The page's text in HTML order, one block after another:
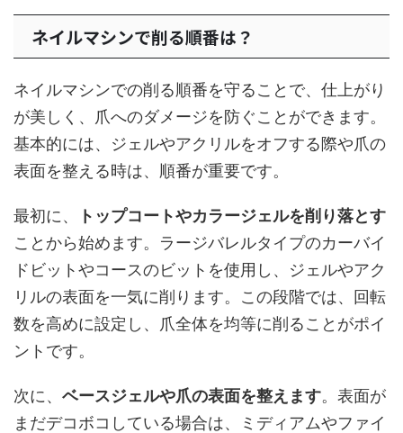
ネイルマシンで削る順番は？
ネイルマシンでの削る順番を守ることで、仕上がり
が美しく、爪へのダメージを防ぐことができます。
基本的には、ジェルやアクリルをオフする際や爪の
表面を整える時は、順番が重要です。
最初に、
トップコートやカラージェルを削り落とす
ことから始めます。ラージバレルタイプのカーバイ
ドビットやコースのビットを使用し、ジェルやアク
リルの表面を一気に削ります。この段階では、回転
数を高めに設定し、爪全体を均等に削ることがポイ
ントです。
次に、 ベースジェルや爪の表面を整えます。表面が
まだデコボコしている場合は、ミディアムやファイ